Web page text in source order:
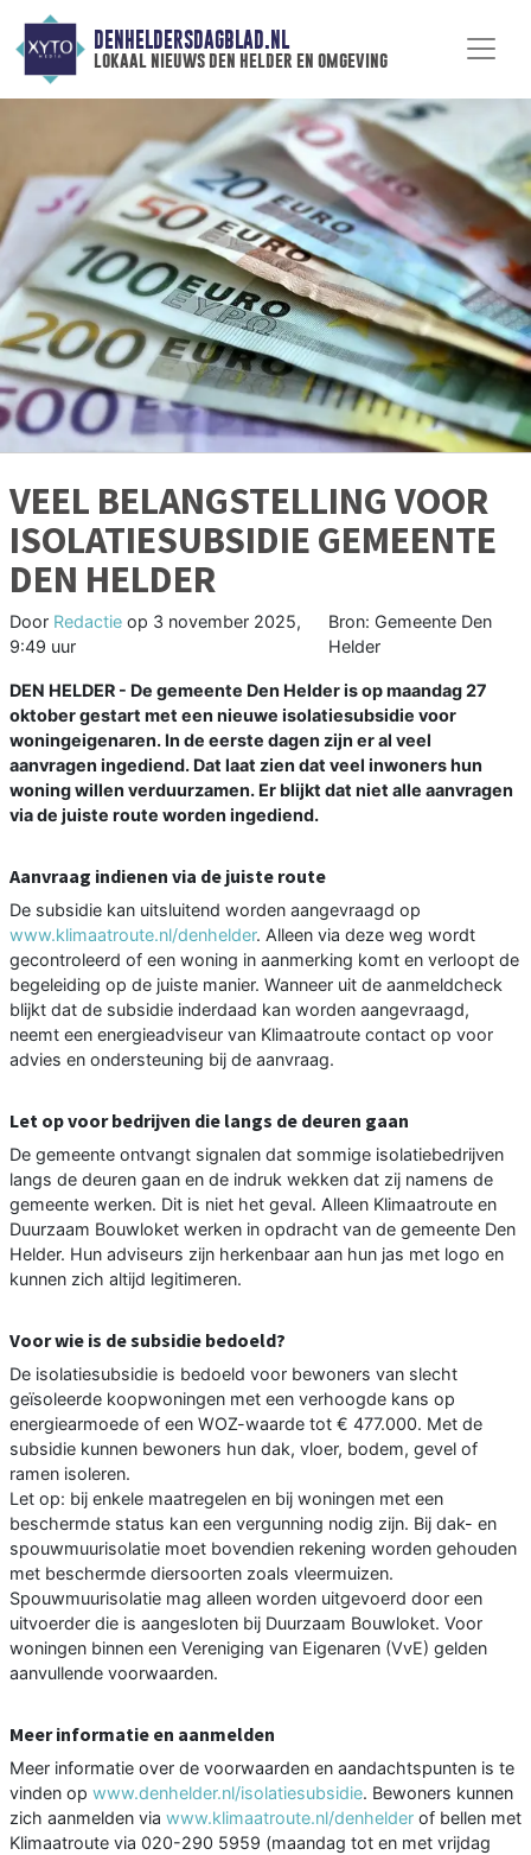
DENHELDERSDAGBLAD.NL
lokaal nieuws den helder en omgeving
VEEL BELANGSTELLING VOOR
ISOLATIESUBSIDIE GEMEENTE
DEN HELDER
Door Redactie op 3 november 2025,
9:49 uur
Bron: Gemeente Den
Helder
DEN HELDER - De gemeente Den Helder is op maandag 27
oktober gestart met een nieuwe isolatiesubsidie voor
woningeigenaren. In de eerste dagen zijn er al veel
aanvragen ingediend. Dat laat zien dat veel inwoners hun
woning willen verduurzamen. Er blijkt dat niet alle aanvragen
via de juiste route worden ingediend.
Aanvraag indienen via de juiste route
De subsidie kan uitsluitend worden aangevraagd op
www.klimaatroute.nl/denhelder. Alleen via deze weg wordt
gecontroleerd of een woning in aanmerking komt en verloopt de
begeleiding op de juiste manier. Wanneer uit de aanmeldcheck
blijkt dat de subsidie inderdaad kan worden aangevraagd,
neemt een energieadviseur van Klimaatroute contact op voor
advies en ondersteuning bij de aanvraag.
Let op voor bedrijven die langs de deuren gaan
De gemeente ontvangt signalen dat sommige isolatiebedrijven
langs de deuren gaan en de indruk wekken dat zij namens de
gemeente werken. Dit is niet het geval. Alleen Klimaatroute en
Duurzaam Bouwloket werken in opdracht van de gemeente Den
Helder. Hun adviseurs zijn herkenbaar aan hun jas met logo en
kunnen zich altijd legitimeren.
Voor wie is de subsidie bedoeld?
De isolatiesubsidie is bedoeld voor bewoners van slecht
geïsoleerde koopwoningen met een verhoogde kans op
energiearmoede of een WOZ-waarde tot € 477.000. Met de
subsidie kunnen bewoners hun dak, vloer, bodem, gevel of
ramen isoleren.
Let op: bij enkele maatregelen en bij woningen met een
beschermde status kan een vergunning nodig zijn. Bij dak- en
spouwmuurisolatie moet bovendien rekening worden gehouden
met beschermde diersoorten zoals vleermuizen.
Spouwmuurisolatie mag alleen worden uitgevoerd door een
uitvoerder die is aangesloten bij Duurzaam Bouwloket. Voor
woningen binnen een Vereniging van Eigenaren (VvE) gelden
aanvullende voorwaarden.
Meer informatie en aanmelden
Meer informatie over de voorwaarden en aandachtspunten is te
vinden op www.denhelder.nl/isolatiesubsidie. Bewoners kunnen
zich aanmelden via www.klimaatroute.nl/denhelder of bellen met
Klimaatroute via 020-290 5959 (maandag tot en met vrijdag